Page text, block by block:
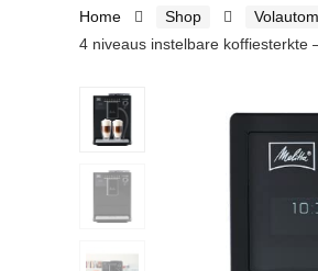
Home Shop
4 niveaus instelbare koffiesterkte